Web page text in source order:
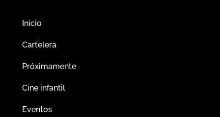
Inicio
Cartelera
Próximamente
Cine infantil
Eventos